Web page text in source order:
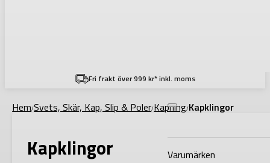
Fri frakt över 999 kr* inkl. moms
Hem/Svets, Skär, Kap, Slip & Poler/Kapning/Kapklingor
Kapklingor
Filtering
Varumärken